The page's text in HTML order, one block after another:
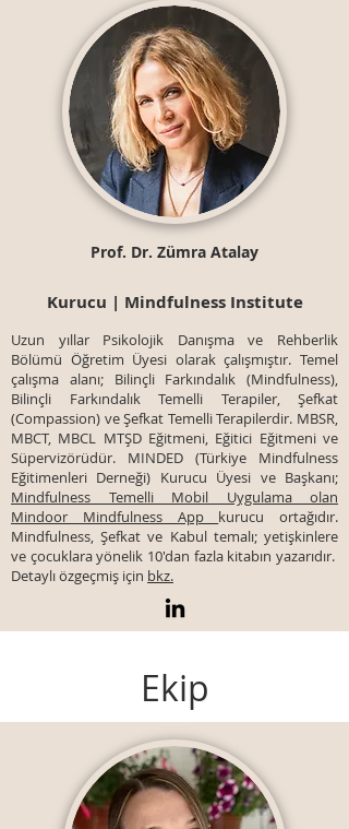
Prof. Dr. Zümra Atalay
Kurucu | Mindfulness Institute
Uzun yıllar Psikolojik Danışma ve Rehberlik
Bölümü Öğretim Üyesi olarak çalışmıştır. Temel
çalışma alanı; Bilinçli Farkındalık (Mindfulness),
Bilinçli Farkındalık Temelli Terapiler, Şefkat
(Compassion) ve Şefkat Temelli Terapilerdir. MBSR,
MBCT, MBCL MTŞD Eğitmeni, Eğitici Eğitmeni ve
Süpervizörüdür. MINDED (Türkiye Mindfulness
Eğitimenleri Derneği) Kurucu Üyesi ve Başkanı;
Mindfulness Temelli Mobil Uygulama olan
Mindoor Mindfulness App kurucu ortağıdır.
Mindfulness, Şefkat ve Kabul temalı; yetişkinlere
ve çocuklara yönelik 10'dan fazla kitabın yazarıdır.
Detaylı özgeçmiş için bkz.
Ekip